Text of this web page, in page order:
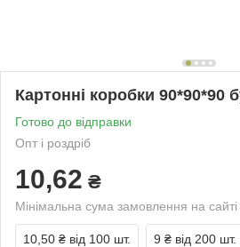
Картонні коробки 90*90*90
Готово до відправки
Опт і роздріб
10,62 ₴
Мінімальна сума замовлення на
10,50 ₴ від 100 шт. 9 ₴ від 200 шт.